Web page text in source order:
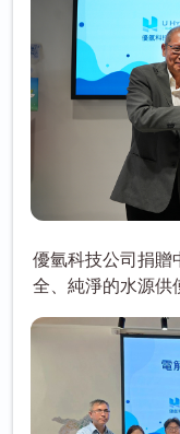
優氫科技公司捐贈
全、純淨的水源供